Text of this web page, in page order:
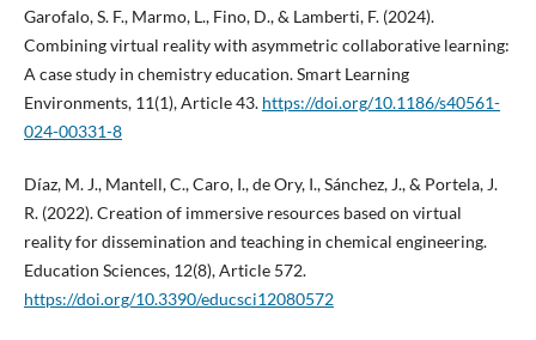
Garofalo, S. F., Marmo, L., Fino, D., & Lamberti, F. (2024).
Combining virtual reality with asymmetric collaborative learning:
A case study in chemistry education. Smart Learning
Environments, 11(1), Article 43. https://doi.org/10.1186/s40561-
024-00331-8
Díaz, M. J., Mantell, C., Caro, I., de Ory, I., Sánchez, J., & Portela, J.
R. (2022). Creation of immersive resources based on virtual
reality for dissemination and teaching in chemical engineering.
Education Sciences, 12(8), Article 572.
https://doi.org/10.3390/educsci12080572